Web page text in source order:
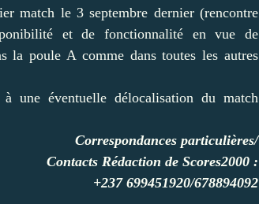
match le 3 septembre dernier (rencontre
et de fonctionnalité en vue de
la poule A comme dans toutes les autres
une éventuelle délocalisation du match
Correspondances particulières/
Contacts Rédaction de Scores2000 :
+237 699451920/678894092